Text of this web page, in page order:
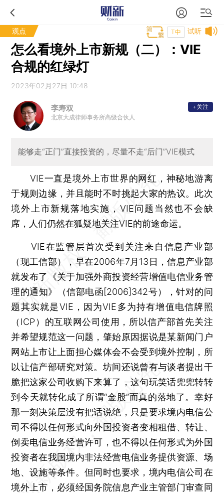
观点 试听
T中
怎么看境外上市新规（二）：VIE
合规的红绿灯
2023年02月27日 10:48
李寿双
北京大成律师事务所高级合伙人
+关注
能够走“正门”直接投资的，尽量不走“后门”VIE模式
VIE一直是境外上市世界的网红，神秘地游离
于规则边缘，并且能时不时挑起大家的热议。此次
境外上市新规落地实施，VIE问题当然也不会缺
席，人们仍然在狐疑地关注VIE的前途命运。
VIE在监管层首次受到关注来自信息产业部
（现工信部），早在2006年7月13日，信息产业部
就发布了《关于加强外商投资经营增值电信业务管
理的通知》（信部电函[2006]342号），针对的问
题其实就是VIE，因为VIE多为持有增值电信牌照
（ICP）的互联网公司使用，所以信产部首先关注
并希望规范这一问题，肇始原因据说是某新闻门户
网站上市让上面担心媒体会不会受到境外控制，所
以让信产部研究对策。坊间还说曾有与谈者提出干
脆把这家公司收购下来算了，这句玩笑话兜兜转转
到今天就转化成了所谓“金股”而真的落地了。幸好
那一刻决策层没有把话说绝，只是要求境内电信公
司不得以任何形式向外国投资者变相租借、转让、
倒卖电信业务经营许可，也不得以任何形式为外国
投资者在我国境内非法经营电信业务提供资源、场
地、设施等条件。但同时也要求，境内电信公司在
境外上市，必须经国务院信息产业主管部门审查同